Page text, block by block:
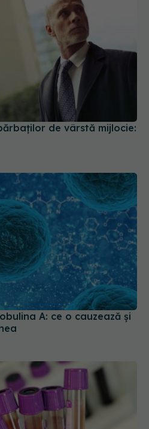
de vârstă mijlocie:
A: ce o cauzează și